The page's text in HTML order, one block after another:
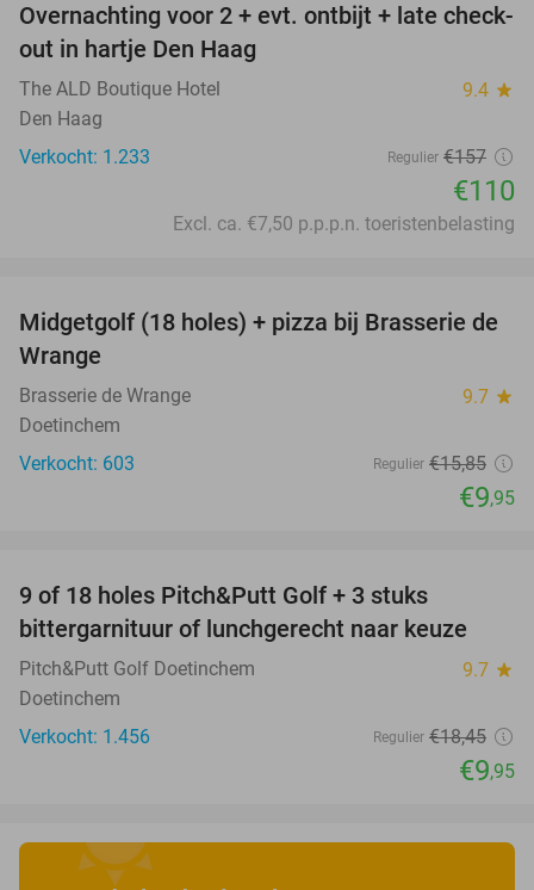
30%
Overnachting voor 2 + evt. ontbijt + late check-
out in hartje Den Haag
The ALD Boutique Hotel 9.4 star
Den Haag
Verkocht: 1.233
Regulier €157
€110
Excl. ca. €7,50 p.p.p.n. toeristenbelasting
37%
Midgetgolf (18 holes) + pizza bij Brasserie de
Wrange
Brasserie de Wrange 9.7 star
Doetinchem
Verkocht: 603
Regulier €15,85
€9,95
9 of 18 holes Pitch&Putt Golf + 3 stuks
bittergarnituur of lunchgerecht naar keuze
Pitch&Putt Golf Doetinchem 9.7 star
Doetinchem
Verkocht: 1.456
Regulier €18,45
€9,95